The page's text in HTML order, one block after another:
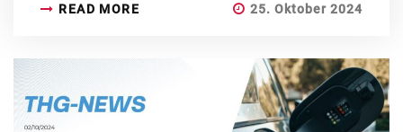
READ MORE 25. Oktober 2024